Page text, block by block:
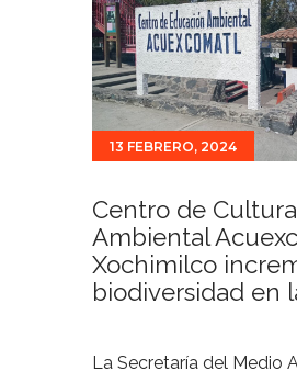
Promociones
Noticias
Para ti
Contacto
13 FEBRERO, 2024
Centro de Cultura
Ambiental
Xochimilco
biodiversidad en
La Secretaría del Medio